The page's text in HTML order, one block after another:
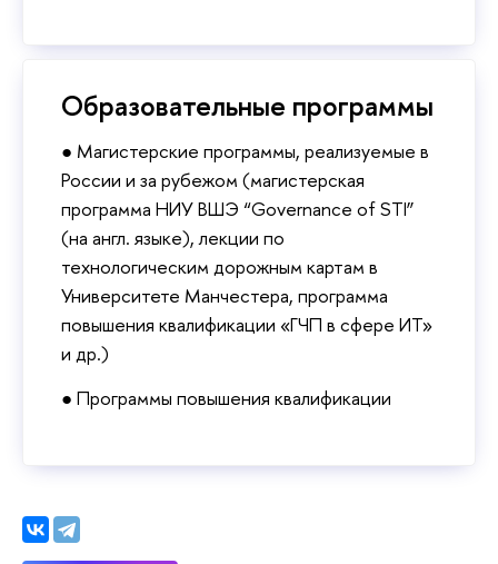
Образовательные программы
● Магистерские программы, реализуемые в
России и за рубежом (магистерская
программа НИУ ВШЭ “Governance of STI”
(на англ. языке), лекции по
технологическим дорожным картам в
Университете Манчестера, программа
повышения квалификации «ГЧП в сфере ИТ»
и др.)
● Программы повышения квалификации